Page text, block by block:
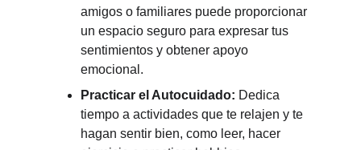
amigos o familiares puede proporcionar
un espacio seguro para expresar tus
sentimientos y obtener apoyo
emocional.
Practicar el Autocuidado: Dedica
tiempo a actividades que te relajen y te
hagan sentir bien, como leer, hacer